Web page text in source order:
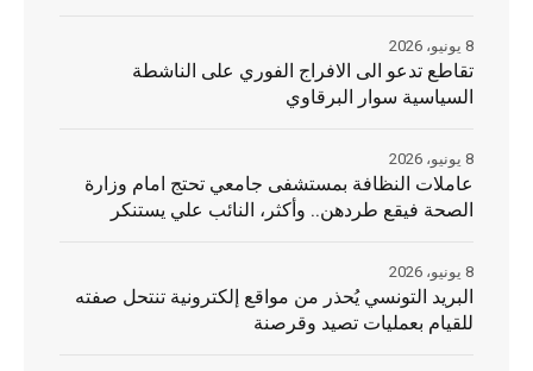
تقاطع تدعو الى الافراج الفوري على الناشطة
السياسية سوار البرقاوي
8 يونيو، 2026
عاملات النظافة بمستشفى جامعي تحتج امام وزارة
الصحة فيقع طردهن.. وأكثر، النائب علي يستنكر
8 يونيو، 2026
البريد التونسي يُحذر من مواقع إلكترونية تنتحل صفته
للقيام بعمليات تصيد وقرصنة
8 يونيو، 2026